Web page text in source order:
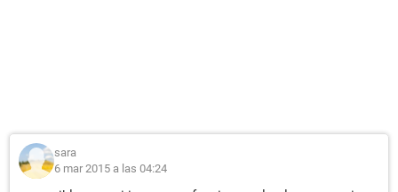
sara
6 mar 2015 a las 04:24